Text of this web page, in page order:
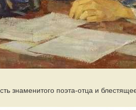
знаменитого поэта-отца и